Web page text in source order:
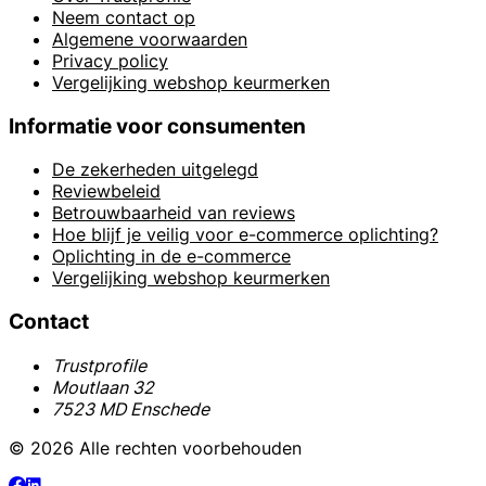
Neem contact op
Algemene voorwaarden
Privacy policy
Vergelijking webshop keurmerken
Informatie voor consumenten
De zekerheden uitgelegd
Reviewbeleid
Betrouwbaarheid van reviews
Hoe blijf je veilig voor e-commerce oplichting?
Oplichting in de e-commerce
Vergelijking webshop keurmerken
Contact
Trustprofile
Moutlaan 32
7523 MD Enschede
© 2026 Alle rechten voorbehouden